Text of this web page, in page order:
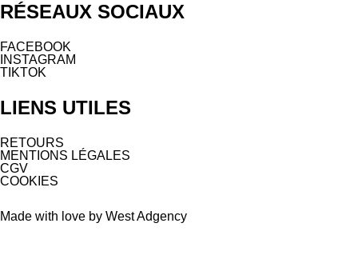
RÉSEAUX SOCIAUX
FACEBOOK
INSTAGRAM
TIKTOK
LIENS UTILES
RETOURS
MENTIONS LÉGALES
CGV
COOKIES
Made with love by West Adgency